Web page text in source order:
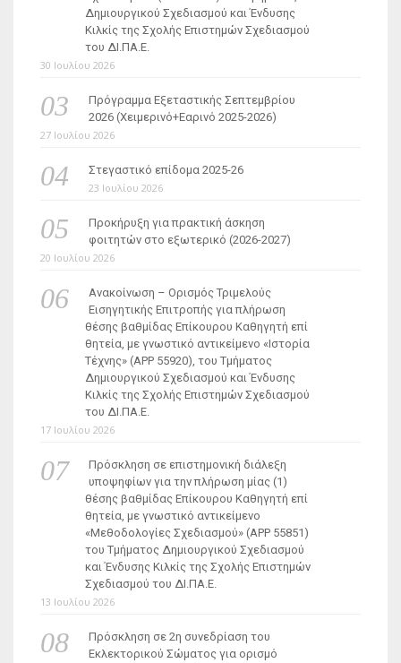
Δημιουργικού Σχεδιασμού και Ένδυσης
Κιλκίς της Σχολής Επιστημών Σχεδιασμού
του ΔΙ.ΠΑ.Ε.
30 Ιουλίου 2026
Πρόγραμμα Εξεταστικής Σεπτεμβρίου
2026 (Χειμερινό+Εαρινό 2025-2026)
27 Ιουλίου 2026
Στεγαστικό επίδομα 2025-26
23 Ιουλίου 2026
Προκήρυξη για πρακτική άσκηση
φοιτητών στο εξωτερικό (2026-2027)
20 Ιουλίου 2026
Ανακοίνωση – Ορισμός Τριμελούς
Εισηγητικής Επιτροπής για πλήρωση
θέσης βαθμίδας Επίκουρου Καθηγητή επί
θητεία, με γνωστικό αντικείμενο «Ιστορία
Τέχνης» (ΑΡΡ 55920), του Τμήματος
Δημιουργικού Σχεδιασμού και Ένδυσης
Κιλκίς της Σχολής Επιστημών Σχεδιασμού
του ΔΙ.ΠΑ.Ε.
17 Ιουλίου 2026
Πρόσκληση σε επιστημονική διάλεξη
υποψηφίων για την πλήρωση μίας (1)
θέσης βαθμίδας Επίκουρου Καθηγητή επί
θητεία, με γνωστικό αντικείμενο
«Μεθοδολογίες Σχεδιασμού» (ΑΡΡ 55851)
του Τμήματος Δημιουργικού Σχεδιασμού
και Ένδυσης Κιλκίς της Σχολής Επιστημών
Σχεδιασμού του ΔΙ.ΠΑ.Ε.
13 Ιουλίου 2026
Πρόσκληση σε 2η συνεδρίαση του
Εκλεκτορικού Σώματος για ορισμό